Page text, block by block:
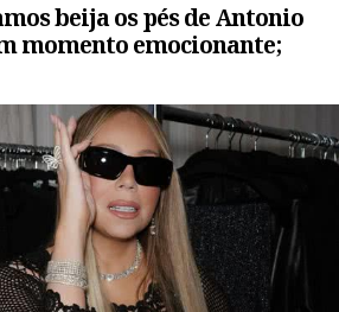
beija os pés de Antonio
momento emocionante;